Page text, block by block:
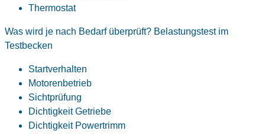
Thermostat
Was wird je nach Bedarf überprüft? Belastungstest im
Testbecken
Startverhalten
Motorenbetrieb
Sichtprüfung
Dichtigkeit Getriebe
Dichtigkeit Powertrimm